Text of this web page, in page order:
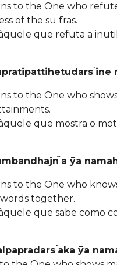
to the One who
of the su ̄tras.
que refuta a
́ine
to the One who
que mostra o
̃a ̄ya
to the One who
together.
que sabe como
́aka ̄ya